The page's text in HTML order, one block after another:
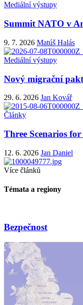
Mediální výstupy
Summit NATO v
9. 7. 2026 Matúš Halás
Mediální výstupy
Nový migrační
29. 6. 2026 Jan Kovář
Články
Three Scenarios
12. 6. 2026 Jan Daniel
Více článků
Témata a regiony
Bezpečnost